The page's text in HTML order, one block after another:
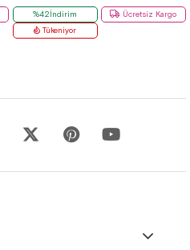
%42İndirim
Ücretsiz Kargo
Tükeniyor